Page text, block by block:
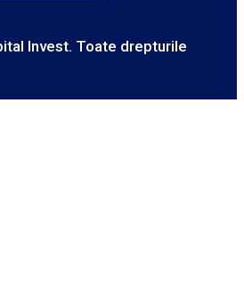
Invest. Toate drepturile